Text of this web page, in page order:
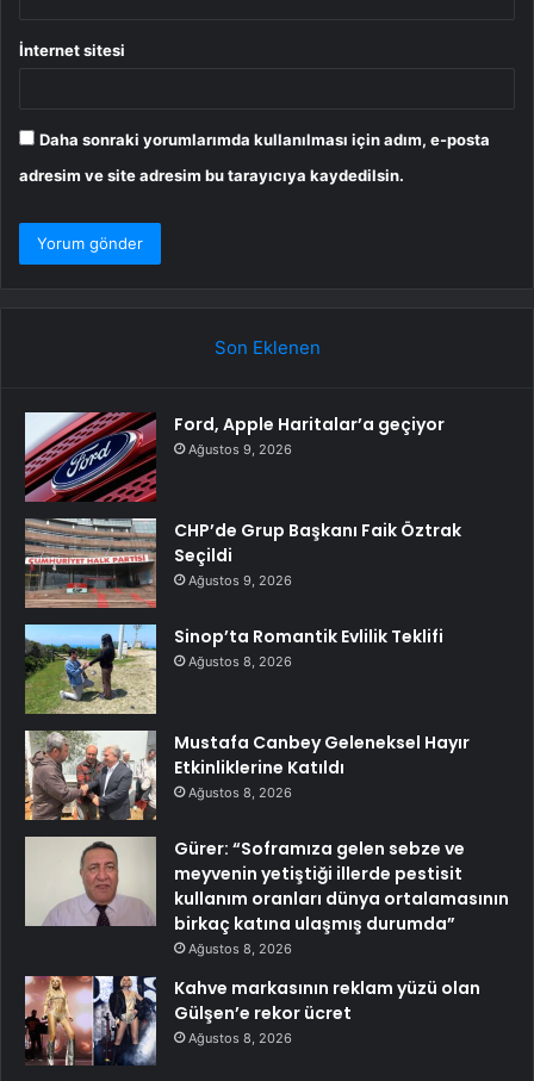
İnternet sitesi
Daha sonraki yorumlarımda kullanılması için adım, e-posta
adresim ve site adresim bu tarayıcıya kaydedilsin.
Son Eklenen
Ford, Apple Haritalar’a geçiyor
Ağustos 9, 2026
CHP’de Grup Başkanı Faik Öztrak
Seçildi
Ağustos 9, 2026
Sinop’ta Romantik Evlilik Teklifi
Ağustos 8, 2026
Mustafa Canbey Geleneksel Hayır
Etkinliklerine Katıldı
Ağustos 8, 2026
Gürer: “Soframıza gelen sebze ve
meyvenin yetiştiği illerde pestisit
kullanım oranları dünya ortalamasının
birkaç katına ulaşmış durumda”
Ağustos 8, 2026
Kahve markasının reklam yüzü olan
Gülşen’e rekor ücret
Ağustos 8, 2026